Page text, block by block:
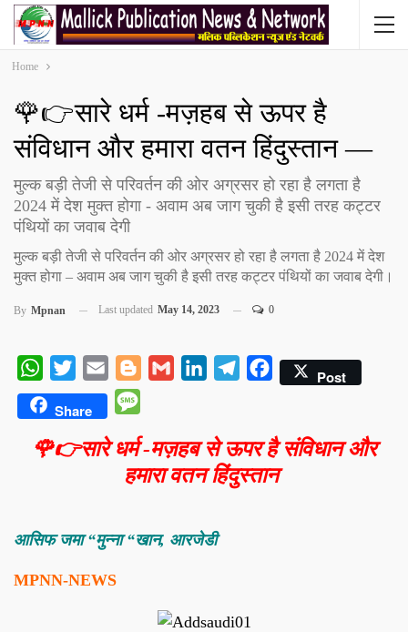
Home
🌹👉सारे धर्म -मज़हब से ऊपर है
संविधान और हमारा वतन हिंदुस्तान —
मुल्क बड़ी तेजी से परिवर्तन की ओर अग्रसर हो रहा है लगता है
2024 में देश मुक्त होगा - अवाम अब जाग चुकी है इसी तरह कट्टर
पंथियों का जवाब देगी
मुल्क बड़ी तेजी से परिवर्तन की ओर अग्रसर हो रहा है लगता है 2024 में देश
मुक्त होगा – अवाम अब जाग चुकी है इसी तरह कट्टर पंथियों का जवाब देगी।
By Mpnan Last updated May 14, 2023 0
WhatsApp
Twitter Email BloggerGmail LinkedInTelegramFacebookPost
Share
🌹👉सारे धर्म -मज़हब से ऊपर है संविधान और
हमारा वतन हिंदुस्तान
आसिफ जमा “मुन्ना “खान, आरजेडी
MPNN-NEWS